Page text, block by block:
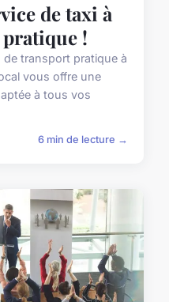
de taxi à
!
transport pratique à
vous offre une
à tous vos
6 min de lecture →